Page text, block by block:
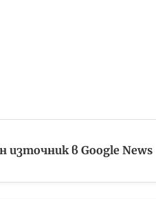
източник в Google News